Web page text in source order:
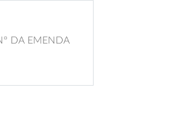
DA EMENDA